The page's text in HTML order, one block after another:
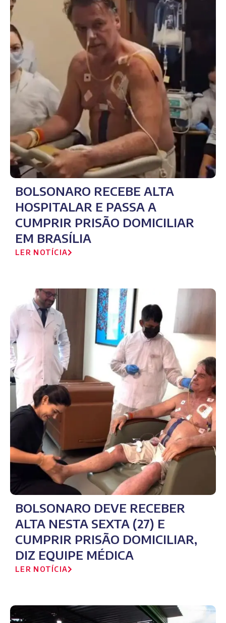
BOLSONARO RECEBE ALTA
HOSPITALAR E PASSA A
CUMPRIR PRISÃO DOMICILIAR
EM BRASÍLIA
LER NOTÍCIA
BOLSONARO DEVE RECEBER
ALTA NESTA SEXTA (27) E
CUMPRIR PRISÃO DOMICILIAR,
DIZ EQUIPE MÉDICA
LER NOTÍCIA